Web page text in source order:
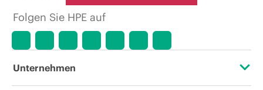
Folgen Sie HPE auf
Unternehmen